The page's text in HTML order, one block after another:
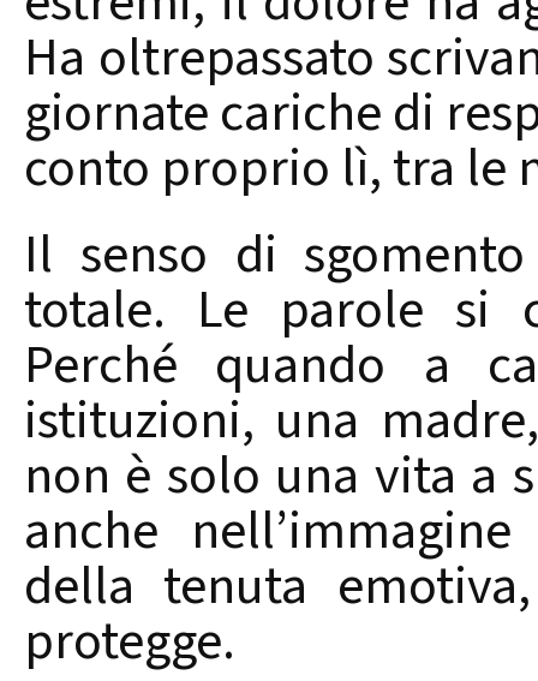
Ha oltrepassato
giornate cariche di
conto proprio lì, tra le
Il senso di
totale. Le parole si
Perché quando a
istituzioni, una
non è solo una vita a
anche
della tenuta
protegge.